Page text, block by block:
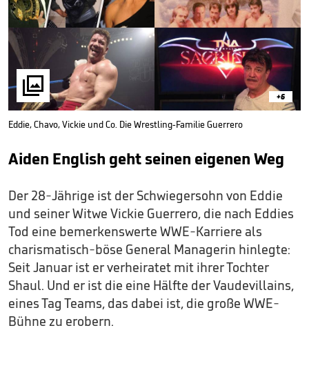
 +6
Eddie, Chavo, Vickie und Co. Die Wrestling-Familie Guerrero
Aiden English geht seinen eigenen Weg
Der 28-Jährige ist der Schwiegersohn von Eddie
und seiner Witwe Vickie Guerrero, die nach Eddies
Tod eine bemerkenswerte WWE-Karriere als
charismatisch-böse General Managerin hinlegte:
Seit Januar ist er verheiratet mit ihrer Tochter
Shaul. Und er ist die eine Hälfte der Vaudevillains,
eines Tag Teams, das dabei ist, die große WWE-
Bühne zu erobern.